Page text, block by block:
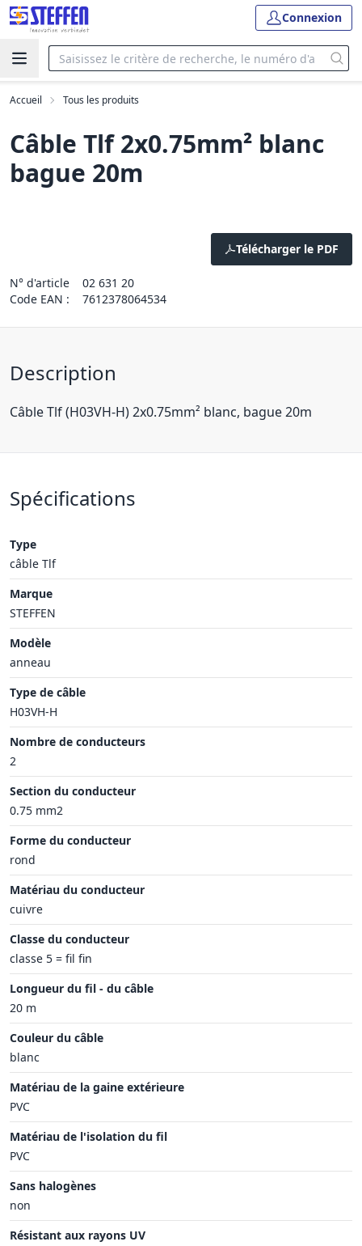
Connexion
Accueil Tous les produits
Câble Tlf 2x0.75mm² blanc
bague 20m
Télécharger le PDF
N° d'article
02 631 20
Code EAN :
7612378064534
Description
Câble Tlf (H03VH-H) 2x0.75mm² blanc, bague 20m
Spécifications
Type
câble Tlf
Marque
STEFFEN
Modèle
anneau
Type de câble
H03VH-H
Nombre de conducteurs
2
Section du conducteur
0.75 mm2
Forme du conducteur
rond
Matériau du conducteur
cuivre
Classe du conducteur
classe 5 = fil fin
Longueur du fil - du câble
20 m
Couleur du câble
blanc
Matériau de la gaine extérieure
PVC
Matériau de l'isolation du fil
PVC
Sans halogènes
non
Résistant aux rayons UV